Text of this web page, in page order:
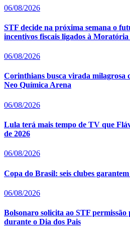
06/08/2026
STF decide na próxima semana o
incentivos fiscais ligados à Moratória
06/08/2026
Corinthians busca virada milagrosa
Neo Química Arena
06/08/2026
Lula terá mais tempo de TV que
de 2026
06/08/2026
Copa do Brasil: seis clubes
06/08/2026
Bolsonaro solicita ao STF
durante o Dia dos Pais